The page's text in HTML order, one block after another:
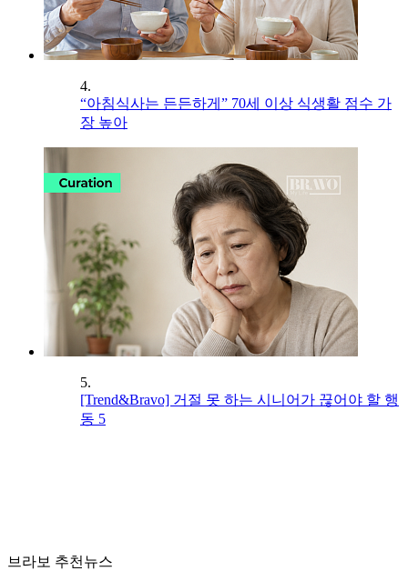
4.
“아침식사는 든든하게” 70세 이상 식생활 점수 가
장 높아
5.
[Trend&Bravo] 거절 못 하는 시니어가 끊어야 할 행
동 5
브라보 추천뉴스